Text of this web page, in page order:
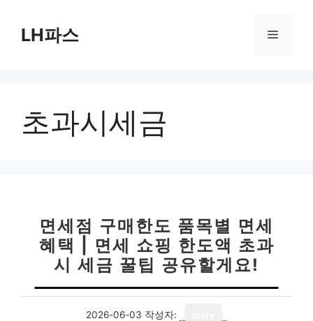
LH파스 메
초과시세금
면세점 구매한도 품목별 면세
혜택 | 면세 쇼핑 한도액 초과
시 세금 꿀팁 공유할게요!
2026-06-03 작성자: